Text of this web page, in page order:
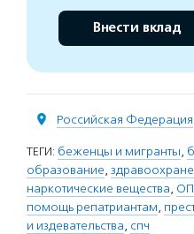
Внести вклад
Российская Федерация
ТЕГИ: беженцы и мигранты,
образование,
наркотические вещества,
помощь репатриантам,
и издевательства, спч